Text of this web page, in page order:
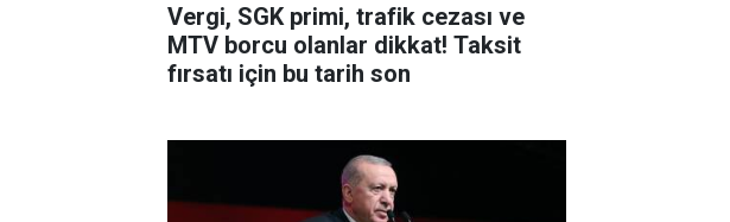
Vergi, SGK primi, trafik cezası ve
MTV borcu olanlar dikkat! Taksit
fırsatı için bu tarih son